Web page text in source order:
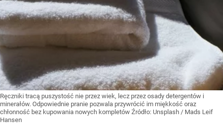
Ręczniki tracą puszystość nie przez wiek, lecz przez osady detergentów i
minerałów. Odpowiednie pranie pozwala przywrócić im miękkość oraz
chłonność bez kupowania nowych kompletów Źródło: Unsplash / Mads Leif
Hansen